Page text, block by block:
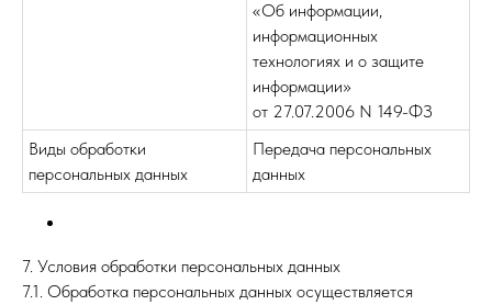
«Об информации,
информационных
технологиях и о защите
информации»
от 27.07.2006 N 149-ФЗ
Виды обработки
персональных данных
Передача персональных
данных
7. Условия обработки персональных данных
7.1. Обработка персональных данных осуществляется